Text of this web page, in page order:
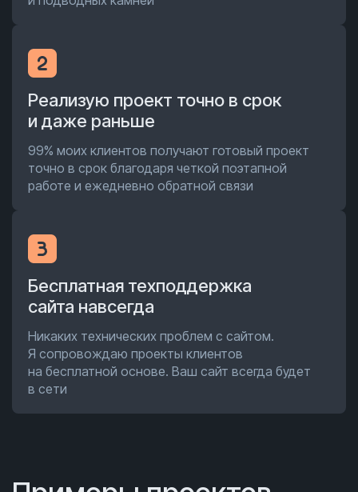
Реализую проект точно в срок
и даже раньше
99% моих клиентов получают готовый проект
точно в срок благодаря четкой поэтапной
работе и ежедневно обратной связи
Бесплатная техподдержка
сайта навсегда
Никаких технических проблем с сайтом.
Я сопровождаю проекты клиентов
на бесплатной основе. Ваш сайт всегда будет
в сети